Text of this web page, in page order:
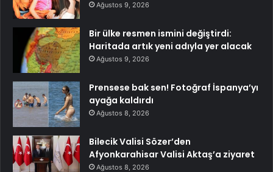
Ağustos 9, 2026
Bir ülke resmen ismini değiştirdi:
Haritada artık yeni adıyla yer alacak
Ağustos 9, 2026
Prensese bak sen! Fotoğraf İspanya’yı
ayağa kaldırdı
Ağustos 8, 2026
Bilecik Valisi Sözer’den
Afyonkarahisar Valisi Aktaş’a ziyaret
Ağustos 8, 2026